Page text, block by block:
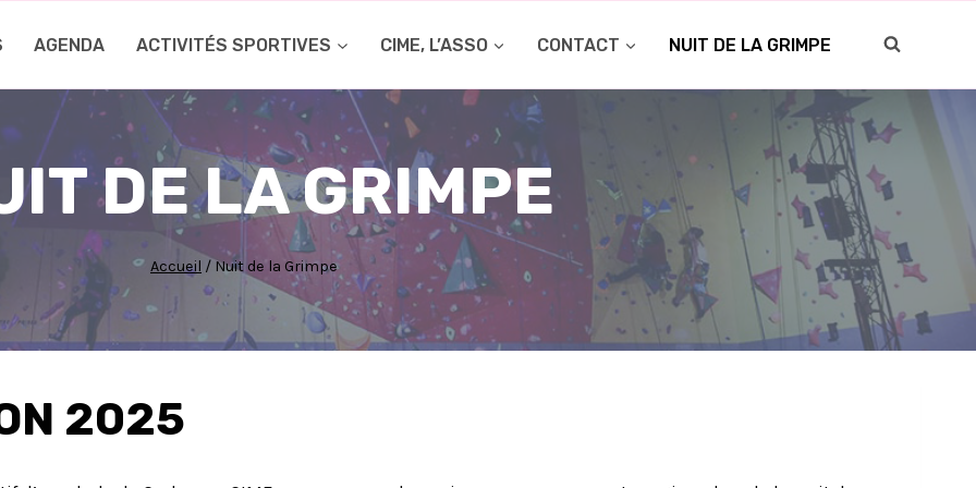
AGENDA ACTIVITÉS SPORTIVES CIME, L’ASSO CONTACT NUIT DE LA GRIMPE
DE LA GRIMPE
Accueil / Nuit de la Grimpe
2025